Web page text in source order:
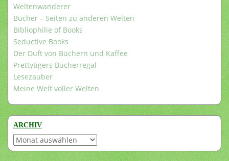
Weltenwanderer
Bücher – Seiten zu anderen Welten
Bibliophilie of Books
Seductive Books
Der Duft von Büchern und Kaffee
Prettytigers Bücherregal
Lesezauber
Meine Welt voller Welten
ARCHIV
Archiv